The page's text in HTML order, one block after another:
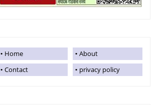
Home
About
Contact
privacy policy